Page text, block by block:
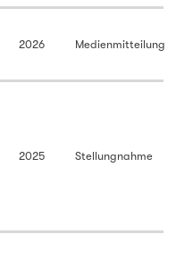
2026 Medienmitteilung
2025 Stellungnahme